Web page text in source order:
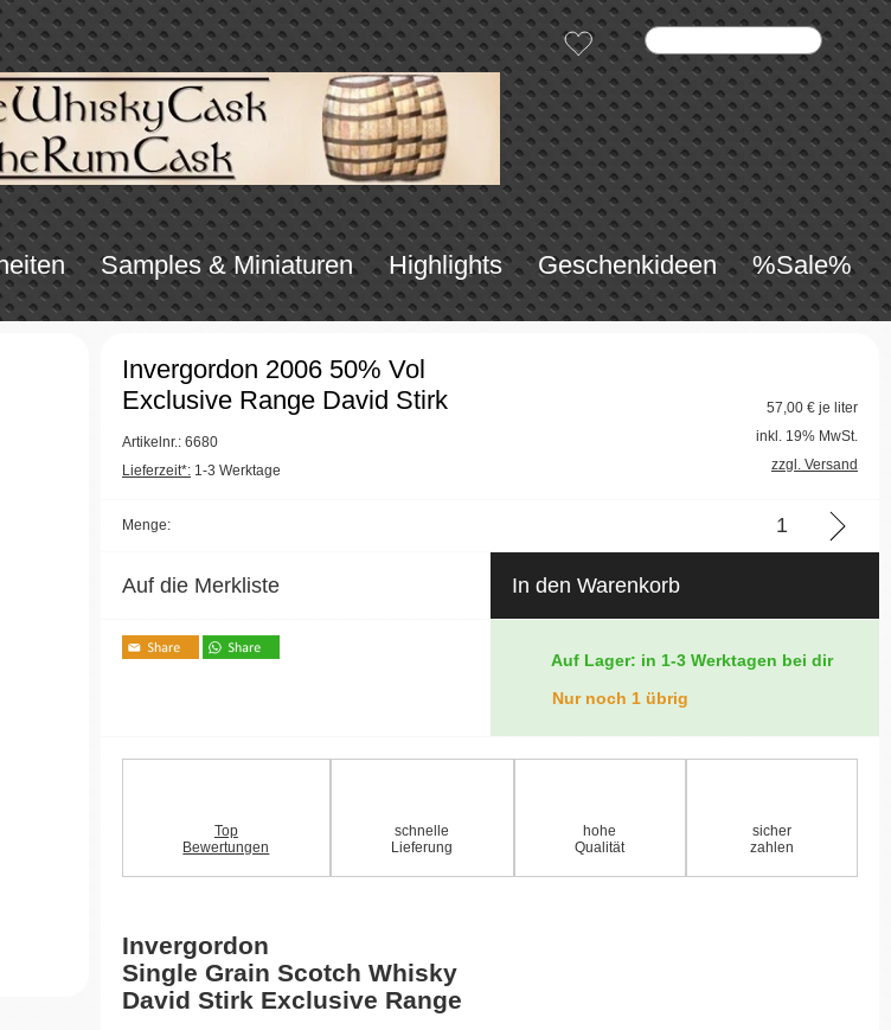
Samples & Miniaturen Highlights Geschenkideen %Sale%
Invergordon 2006 50% Vol
Exclusive Range David Stirk
Artikelnr.: 6680
Lieferzeit*: 1-3 Werktage
57,00 € je liter
inkl. 19% MwSt.
zzgl. Versand
Menge:
Auf die Merkliste In den Warenkorb
Auf Lager: in 1-3 Werktagen bei dir
Nur noch 1 übrig
Top
Bewertungen
schnelle
Lieferung
hohe
Qualität
sicher
zahlen
Invergordon
Single Grain Scotch Whisky
David Stirk Exclusive Range